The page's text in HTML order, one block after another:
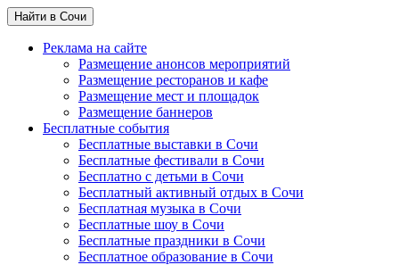
Найти в Сочи
Реклама на сайте
Размещение анонсов мероприятий
Размещение ресторанов и кафе
Размещение мест и площадок
Размещение баннеров
Бесплатные события
Бесплатные выставки в Сочи
Бесплатные фестивали в Сочи
Бесплатно с детьми в Сочи
Бесплатный активный отдых в Сочи
Бесплатная музыка в Сочи
Бесплатные шоу в Сочи
Бесплатные праздники в Сочи
Бесплатное образование в Сочи